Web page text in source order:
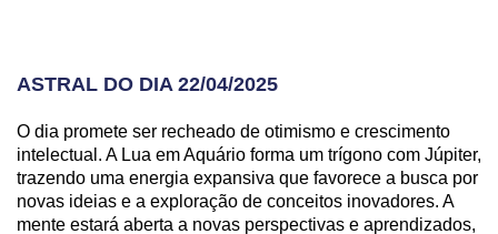
ASTRAL DO DIA 22/04/2025
O dia promete ser recheado de otimismo e crescimento
intelectual. A Lua em Aquário forma um trígono com Júpiter,
trazendo uma energia expansiva que favorece a busca por
novas ideias e a exploração de conceitos inovadores. A
mente estará aberta a novas perspectivas e aprendizados,